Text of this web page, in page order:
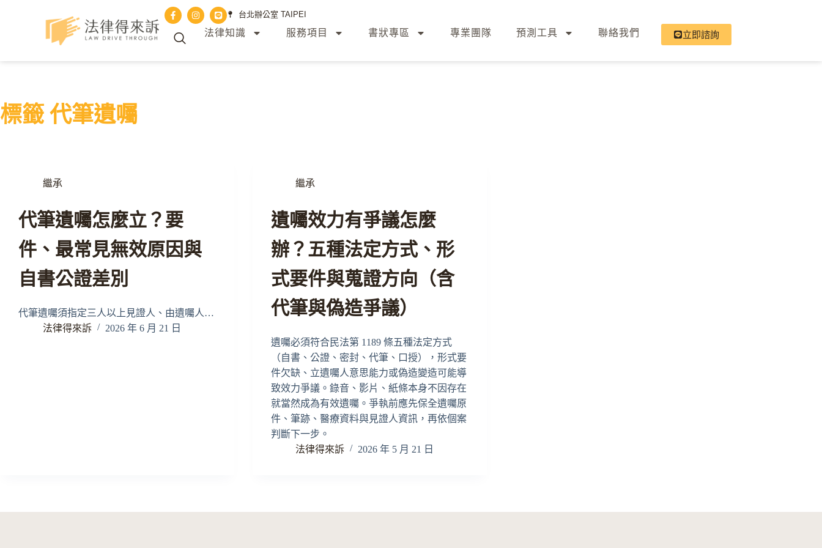
台北辦公室 TAIPEI
法律知識 服務項目 書狀專區 專業團隊 預測工具 聯絡我們 立即諮詢
標籤 代筆遺囑
繼承
代筆遺囑怎麼立？要
件、最常見無效原因與
自書公證差別
代筆遺囑須指定三人以上見證人、由遺囑人…
法律得來訴
2026 年 6 月 21 日
繼承
遺囑效力有爭議怎麼
辦？五種法定方式、形
式要件與蒐證方向（含
代筆與偽造爭議）
遺囑必須符合民法第 1189 條五種法定方式
（自書、公證、密封、代筆、口授），形式要
件欠缺、立遺囑人意思能力或偽造變造可能導
致效力爭議。錄音、影片、紙條本身不因存在
就當然成為有效遺囑。爭執前應先保全遺囑原
件、筆跡、醫療資料與見證人資訊，再依個案
判斷下一步。
法律得來訴
2026 年 5 月 21 日